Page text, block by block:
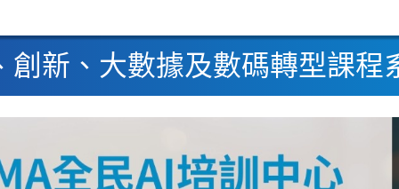
創新、大數據及數碼轉型課程